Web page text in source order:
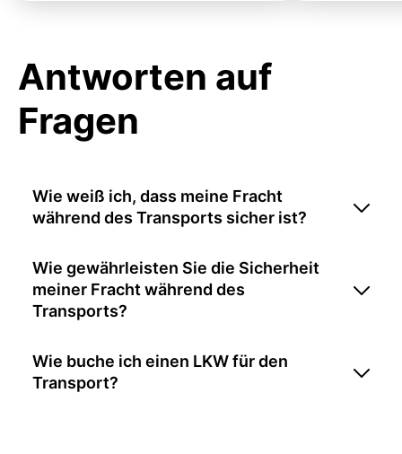
Antworten auf
Fragen
Wie weiß ich, dass meine Fracht
während des Transports sicher ist?
Wie gewährleisten Sie die Sicherheit
meiner Fracht während des
Transports?
Wie buche ich einen LKW für den
Transport?